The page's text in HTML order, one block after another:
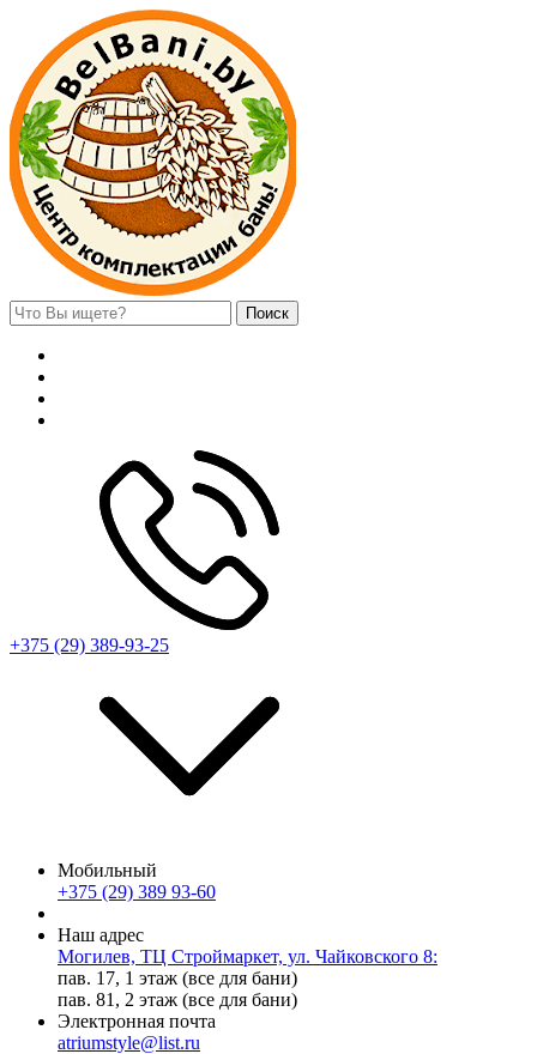
Поиск
+375 (29) 389-93-25
Мобильный
+375 (29) 389 93-60
Наш адрес
Могилев, ТЦ Строймаркет, ул. Чайковского 8:
пав. 17, 1 этаж (все для бани)
пав. 81, 2 этаж (все для бани)
Электронная почта
atriumstyle@list.ru